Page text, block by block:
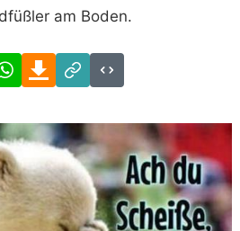
am Boden.
WhatsAppDownload
Link
Code